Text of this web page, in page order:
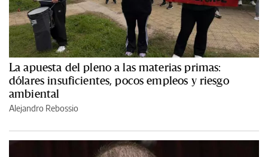
La apuesta del pleno a las materias primas:
dólares insuficientes, pocos empleos y riesgo
ambiental
Alejandro Rebossio